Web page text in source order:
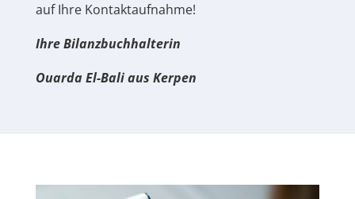
auf Ihre Kontaktaufnahme!
Ihre Bilanzbuchhalterin
Ouarda El-Bali aus Kerpen